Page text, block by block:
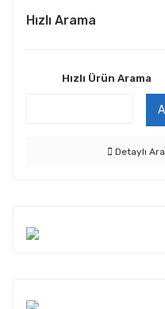
Hızlı Arama
Hızlı Ürün Arama
Detaylı